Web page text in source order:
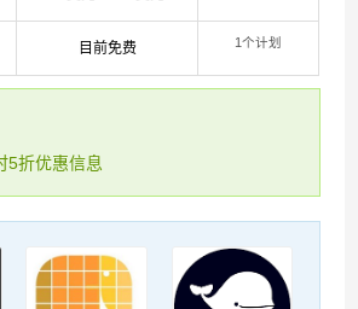
目前免费 1个计划
5折优惠信息